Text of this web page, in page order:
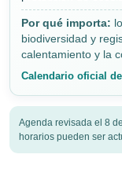
Por qué importa:
biodiversidad y
calentamiento y la
Calendario oficial
Agenda revisada el 8
horarios pueden ser